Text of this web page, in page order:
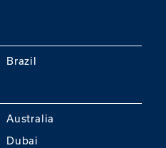
Brazil
Australia
Dubai